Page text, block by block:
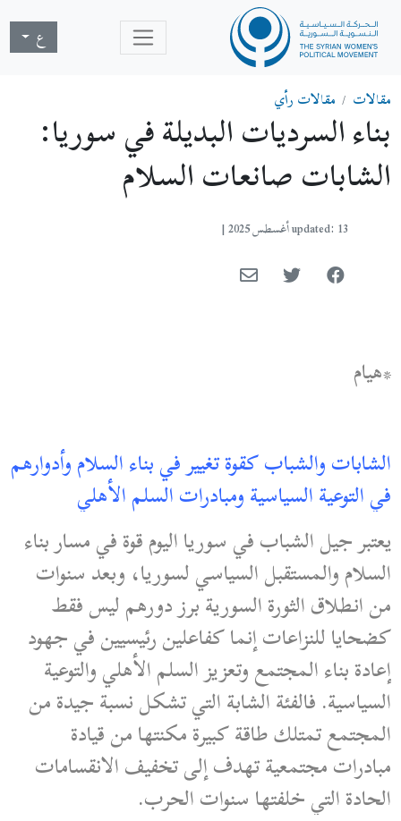
ع
مقالات مقالات رأي
بناء السرديات البديلة في سوريا:
الشابات صانعات السلام
updated: 13 أغسطس 2025 |
*هيام
الشابات والشباب كقوة تغيير في بناء السلام وأدوارهم
في التوعية السياسية ومبادرات السلم الأهلي
يعتبر جيل الشباب في سوريا اليوم قوة في مسار بناء
السلام والمستقبل السياسي لسوريا، وبعد سنوات
من انطلاق الثورة السورية برز دورهم ليس فقط
كضحايا للنزاعات إنما كفاعلين رئيسيين في جهود
إعادة بناء المجتمع وتعزيز السلم الأهلي والتوعية
السياسية. فالفئة الشابة التي تشكل نسبة جيدة من
المجتمع تمتلك طاقة كبيرة مكنتها من قيادة
مبادرات مجتمعية تهدف إلى تخفيف الانقسامات
الحادة التي خلفتها سنوات الحرب.